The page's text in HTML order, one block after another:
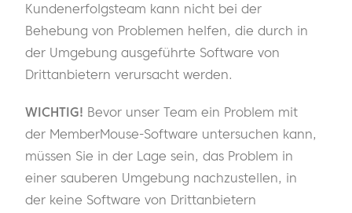
Kundenerfolgsteam kann nicht bei der
Behebung von Problemen helfen, die durch in
der Umgebung ausgeführte Software von
Drittanbietern verursacht werden.
WICHTIG! Bevor unser Team ein Problem mit
der MemberMouse-Software untersuchen kann,
müssen Sie in der Lage sein, das Problem in
einer sauberen Umgebung nachzustellen, in
der keine Software von Drittanbietern